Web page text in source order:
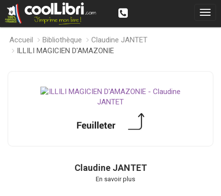
Accueil Bibliothèque
Claudine JANTET
ILLILI MAGICIEN D'AMAZONIE
Claudine JANTET
En savoir plus